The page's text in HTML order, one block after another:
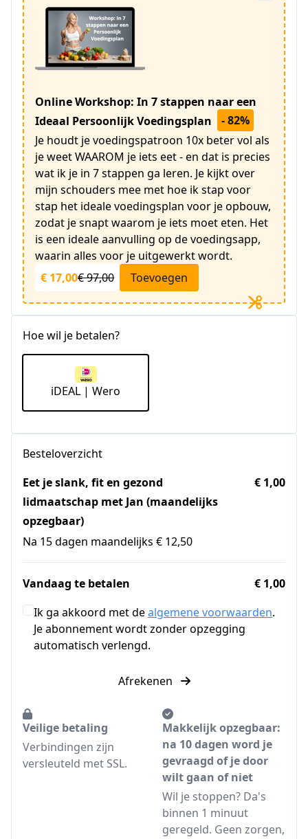
Online Workshop: In 7 stappen naar een
Ideaal Persoonlijk Voedingsplan
- 82%
Je houdt je voedingspatroon 10x beter vol als
je weet WAAROM je iets eet - en dat is precies
wat ik je in 7 stappen ga leren. Je kijkt over
mijn schouders mee met hoe ik stap voor
stap het ideale voedingsplan voor je opbouw,
zodat je snapt waarom je iets moet eten. Het
is een ideale aanvulling op de voedingsapp,
waarin alles voor je uitgewerkt wordt.
€ 17,00€ 97,00 Toevoegen
Hoe wil je betalen?
iDEAL | Wero
Besteloverzicht
Eet je slank, fit en gezond
lidmaatschap met Jan (maandelijks
opzegbaar)
Na 15 dagen maandelijks € 12,50
€ 1,00
Vandaag te betalen
€ 1,00
Ik ga akkoord met dealgemene voorwaarden.
Je abonnement wordt zonder opzegging
automatisch verlengd.
Afrekenen
Veilige betaling
Verbindingen zijn
versleuteld met SSL.
Makkelijk opzegbaar:
na 10 dagen word je
gevraagd of je door
wilt gaan of niet
Wil je stoppen? Da's
binnen 1 minuut
geregeld. Geen zorgen,